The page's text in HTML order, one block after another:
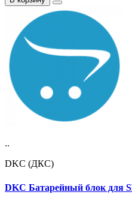
..
DKC (ДКС)
DKC Батарейный блок для